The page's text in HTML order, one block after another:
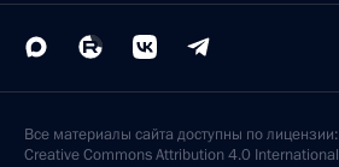
Все материалы сайта доступны по лицензии:
Creative Commons Attribution 4.0 International